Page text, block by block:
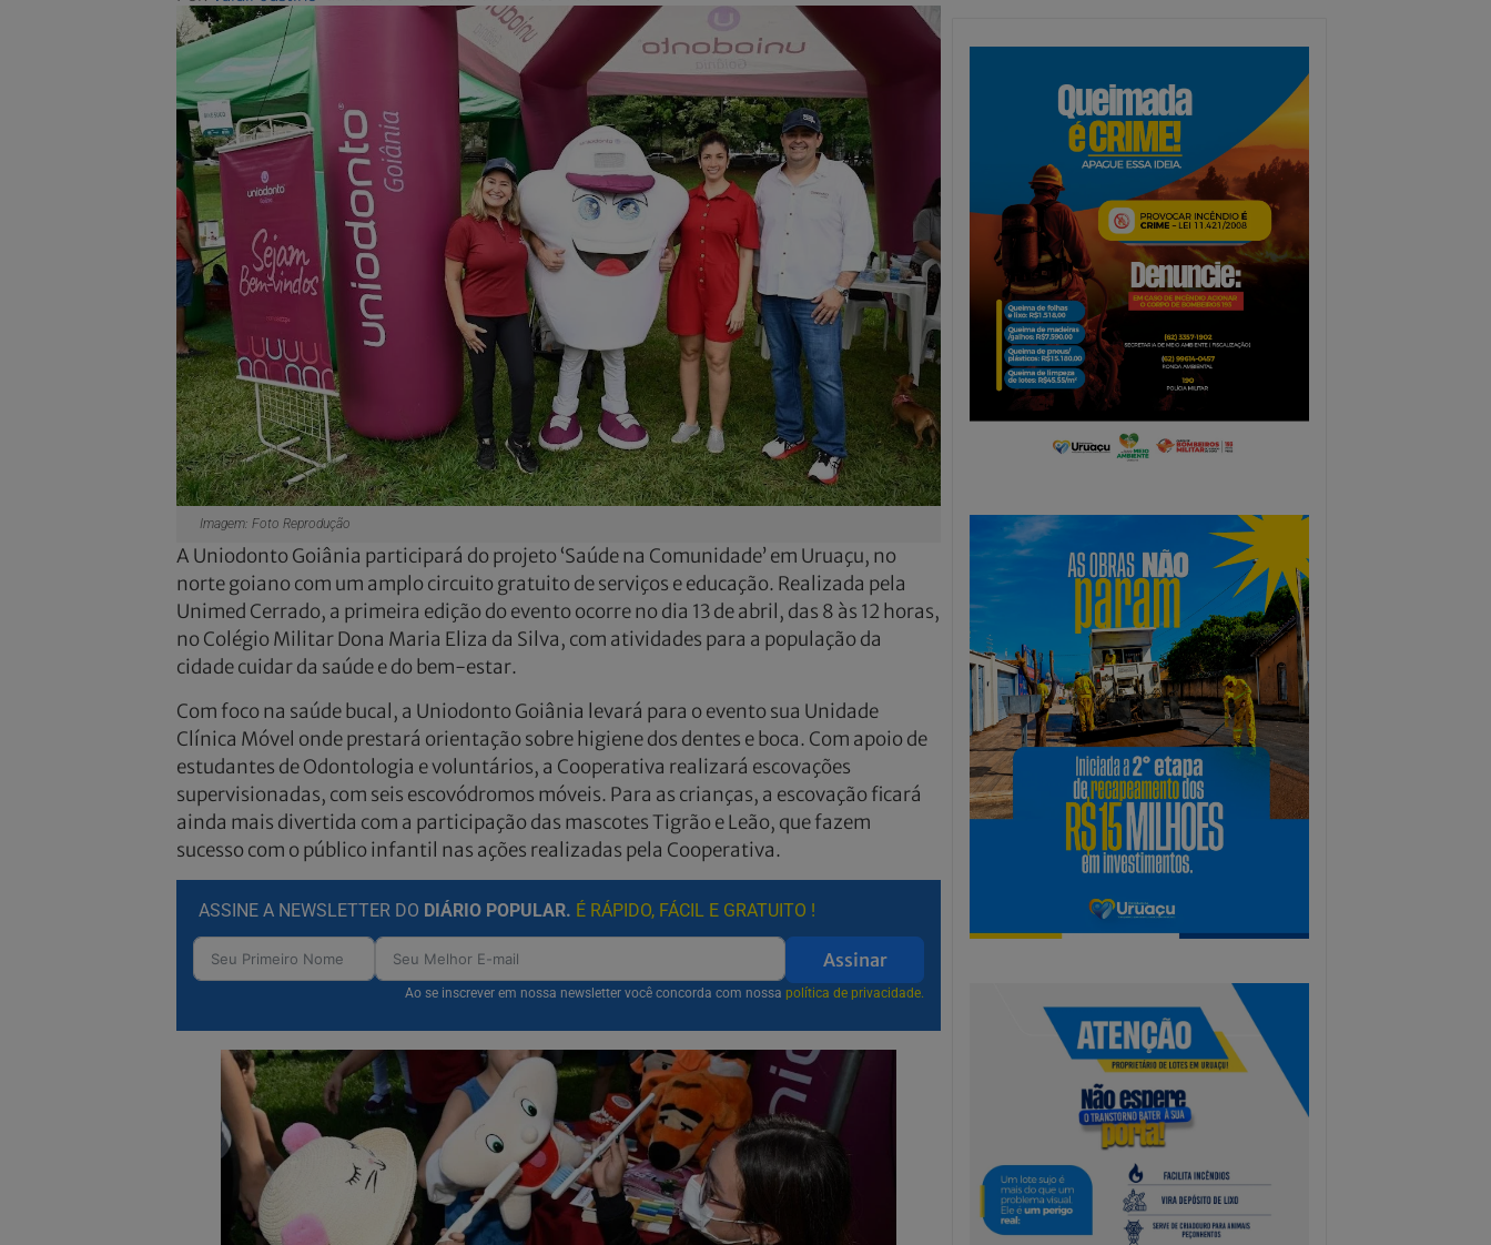
Imagem: Foto Reprodução
A Uniodonto Goiânia participará do projeto ‘Saúde na Comunidade’ em Uruaçu, no
norte goiano com um amplo circuito gratuito de serviços e educação. Realizada pela
Unimed Cerrado, a primeira edição do evento ocorre no dia 13 de abril, das 8 às 12 horas,
no Colégio Militar Dona Maria Eliza da Silva, com atividades para a população da
cidade cuidar da saúde e do bem-estar.
Com foco na saúde bucal, a Uniodonto Goiânia levará para o evento sua Unidade
Clínica Móvel onde prestará orientação sobre higiene dos dentes e boca. Com apoio de
estudantes de Odontologia e voluntários, a Cooperativa realizará escovações
supervisionadas, com seis escovódromos móveis. Para as crianças, a escovação ficará
ainda mais divertida com a participação das mascotes Tigrão e Leão, que fazem
sucesso com o público infantil nas ações realizadas pela Cooperativa.
ASSINE A NEWSLETTER DO DIÁRIO POPULAR. É RÁPIDO, FÁCIL E GRATUITO !
Assinar
Ao se inscrever em nossa newsletter você concorda com nossa política de privacidade.